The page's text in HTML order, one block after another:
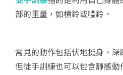
部的重量，如槓鈴或啞鈴。
常見的動作包括伏地挺身、深
但徒手訓練也可以包含靜態